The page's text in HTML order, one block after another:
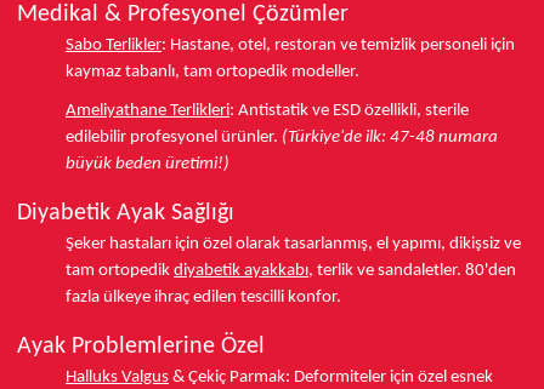
Medikal & Profesyonel Çözümler
Sabo Terlikler: Hastane, otel, restoran ve temizlik personeli için
kaymaz tabanlı, tam ortopedik modeller.
Ameliyathane Terlikleri: Antistatik ve ESD özellikli, sterile
edilebilir profesyonel ürünler. (Türkiye'de ilk: 47-48 numara
büyük beden üretimi!)
Diyabetik Ayak Sağlığı
Şeker hastaları için özel olarak tasarlanmış, el yapımı, dikişsiz ve
tam ortopedik diyabetik ayakkabı, terlik ve sandaletler. 80'den
fazla ülkeye ihraç edilen tescilli konfor.
Ayak Problemlerine Özel
Halluks Valgus & Çekiç Parmak: Deformiteler için özel esnek